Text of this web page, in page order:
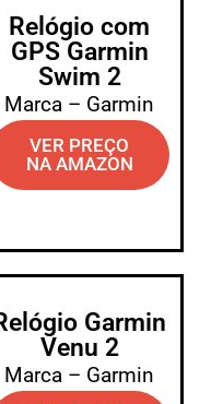
Relógio com
GPS Garmin
Swim 2
Marca – Garmin
VER PREÇO
NA AMAZON
Garmin
Venu 2
Marca – Garmin